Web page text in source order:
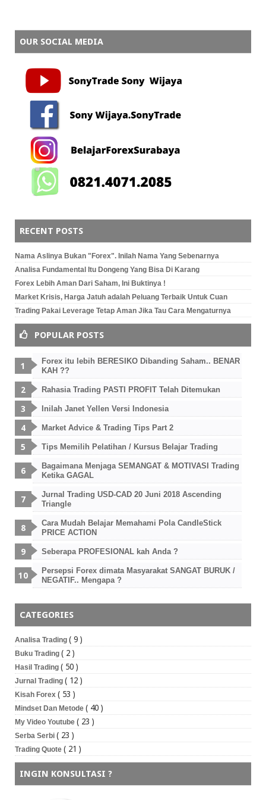
OUR SOCIAL MEDIA
RECENT POSTS
Nama Aslinya Bukan "Forex". Inilah Nama Yang Sebenarnya
Analisa Fundamental Itu Dongeng Yang Bisa Di Karang
Forex Lebih Aman Dari Saham, Ini Buktinya !
Market Krisis, Harga Jatuh adalah Peluang Terbaik Untuk Cuan
Trading Pakai Leverage Tetap Aman Jika Tau Cara Mengaturnya
POPULAR POSTS
Forex itu lebih BERESIKO Dibanding Saham.. BENAR
KAH ??
Rahasia Trading PASTI PROFIT Telah Ditemukan
Inilah Janet Yellen Versi Indonesia
Market Advice & Trading Tips Part 2
Tips Memilih Pelatihan / Kursus Belajar Trading
Bagaimana Menjaga SEMANGAT & MOTIVASI Trading
Ketika GAGAL
Jurnal Trading USD-CAD 20 Juni 2018 Ascending
Triangle
Cara Mudah Belajar Memahami Pola CandleStick
PRICE ACTION
Seberapa PROFESIONAL kah Anda ?
Persepsi Forex dimata Masyarakat SANGAT BURUK /
NEGATIF.. Mengapa ?
CATEGORIES
Analisa Trading ( 9 )
Buku Trading ( 2 )
Hasil Trading ( 50 )
Jurnal Trading ( 12 )
Kisah Forex ( 53 )
Mindset Dan Metode ( 40 )
My Video Youtube ( 23 )
Serba Serbi ( 23 )
Trading Quote ( 21 )
INGIN KONSULTASI ?